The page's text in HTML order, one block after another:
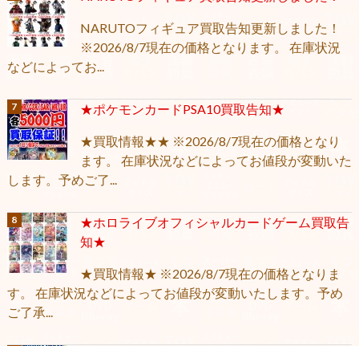
NARUTOフィギュア買取告知更新しました！
※2026/8/7現在の価格となります。 在庫状況
などによってお...
★ポケモンカードPSA10買取告知★
★買取情報★★ ※2026/8/7現在の価格となり
ます。 在庫状況などによってお値段が変動いた
します。予めご了...
★ホロライブオフィシャルカードゲーム買取告
知★
★買取情報★ ※2026/8/7現在の価格となりま
す。 在庫状況などによってお値段が変動いたします。予め
ご了承...